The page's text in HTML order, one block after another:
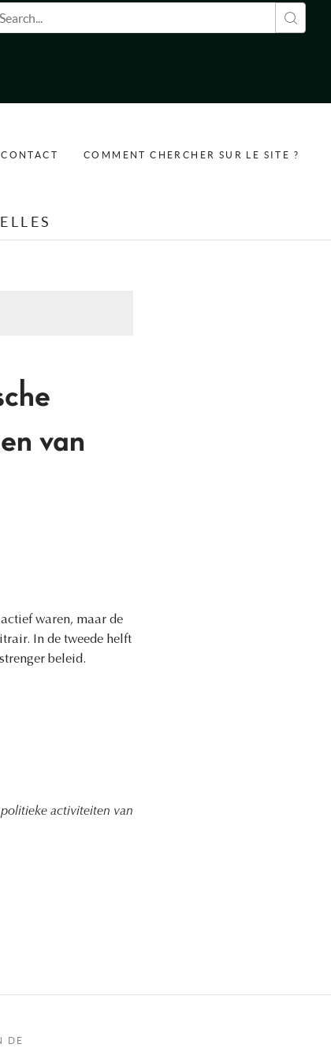
Formulaire de recherche
CONTACT COMMENT CHERCHER SUR LE SITE ?
van
waren, maar de
In de tweede helft
beleid.
activiteiten van
DE